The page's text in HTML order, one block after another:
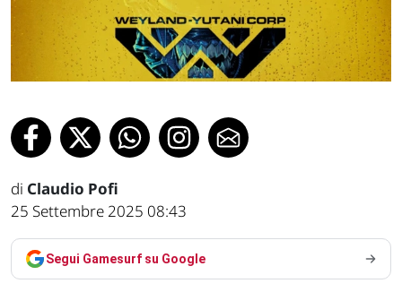
di Claudio Pofi
25 Settembre 2025 08:43
Segui Gamesurf su Google